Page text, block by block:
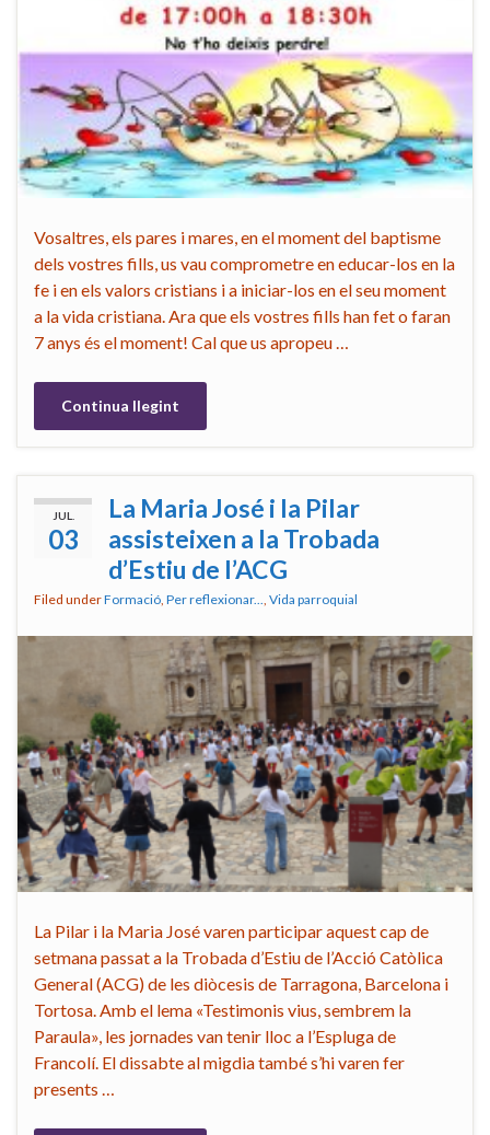
Vosaltres, els pares i mares, en el moment del baptisme
dels vostres fills, us vau comprometre en educar-los en la
fe i en els valors cristians i a iniciar-los en el seu moment
a la vida cristiana. Ara que els vostres fills han fet o faran
7 anys és el moment! Cal que us apropeu …
Continua llegint
JUL.
03
La Maria José i la Pilar
assisteixen a la Trobada
d’Estiu de l’ACG
Filed underFormació Per reflexionar... Vida parroquial
La Pilar i la Maria José varen participar aquest cap de
setmana passat a la Trobada d’Estiu de l’Acció Catòlica
General (ACG) de les diòcesis de Tarragona, Barcelona i
Tortosa. Amb el lema «Testimonis vius, sembrem la
Paraula», les jornades van tenir lloc a l’Espluga de
Francolí. El dissabte al migdia també s’hi varen fer
presents …